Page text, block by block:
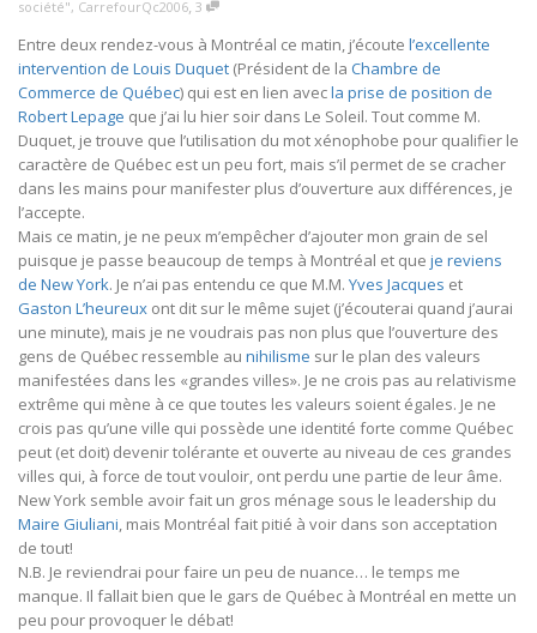
société", CarrefourQc2006, 3
Entre deux rendez-vous à Montréal ce matin, j’écoute l’excellente
intervention de Louis Duquet (Président de la Chambre de
Commerce de Québec) qui est en lien avecla prise de position de
Robert Lepage que j’ai lu hier soir dans Le Soleil. Tout comme M.
Duquet, je trouve que l’utilisation du mot xénophobe pour qualifier le
caractère de Québec est un peu fort, mais s’il permet de se cracher
dans les mains pour manifester plus d’ouverture aux différences, je
l’accepte.
Mais ce matin, je ne peux m’empêcher d’ajouter mon grain de sel
puisque je passe beaucoup de temps à Montréal et que je reviens
de New York. Je n’ai pas entendu ce que M.M. Yves Jacques et
Gaston L’heureux ont dit sur le même sujet (j’écouterai quand j’aurai
une minute), mais je ne voudrais pas non plus que l’ouverture des
gens de Québec ressemble au nihilisme sur le plan des valeurs
manifestées dans les «grandes villes». Je ne crois pas au relativisme
extrême qui mène à ce que toutes les valeurs soient égales. Je ne
crois pas qu’une ville qui possède une identité forte comme Québec
peut (et doit) devenir tolérante et ouverte au niveau de ces grandes
villes qui, à force de tout vouloir, ont perdu une partie de leur âme.
New York semble avoir fait un gros ménage sous le leadership du
Maire Giuliani, mais Montréal fait pitié à voir dans son acceptation
de tout!
N.B. Je reviendrai pour faire un peu de nuance… le temps me
manque. Il fallait bien que le gars de Québec à Montréal en mette un
peu pour provoquer le débat!